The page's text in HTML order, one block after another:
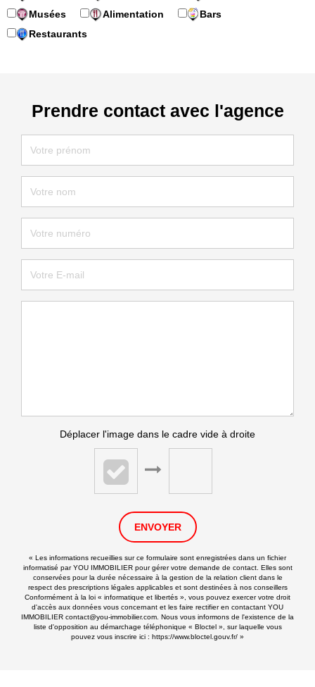
Musées Alimentation
Bars
Restaurants
Prendre contact avec l'agence
Déplacer l'image dans le cadre vide à droite
ENVOYER
« Les informations recueillies sur ce formulaire sont enregistrées dans un fichier
informatisé par YOU IMMOBILIER pour gérer votre demande de contact. Elles sont
conservées pour la durée nécessaire à la gestion de la relation client dans le
respect des prescriptions légales applicables et sont destinées à nos conseillers
Conformément à la loi « informatique et libertés », vous pouvez exercer votre droit
d'accès aux données vous concernant et les faire rectifier en contactant YOU
IMMOBILIER contact@you-immobilier.com. Nous vous informons de l'existence de la
liste d'opposition au démarchage téléphonique « Bloctel », sur laquelle vous
pouvez vous inscrire ici : https://www.bloctel.gouv.fr/ »